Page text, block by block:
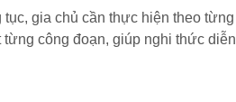
gia chủ cần thực hiện theo
công đoạn, giúp nghi thức